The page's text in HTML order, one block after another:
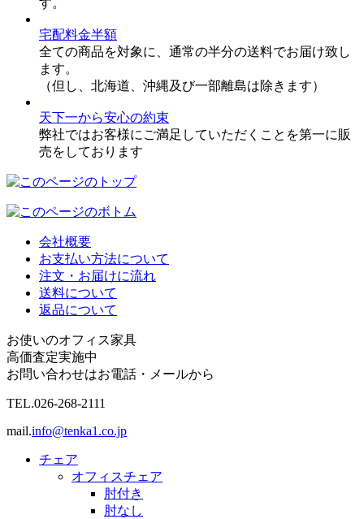
す。
宅配料金半額
全ての商品を対象に、通常の半分の送料でお届け致し
ます。
（但し、北海道、沖縄及び一部離島は除きます）
天下一から安心の約束
弊社ではお客様にご満足していただくことを第一に販
売をしております
会社概要
お支払い方法について
注文・お届けに流れ
送料について
返品について
お使いのオフィス家具
高価査定実施中
お問い合わせはお電話・メールから
TEL.026-268-2111
mail.info@tenka1.co.jp
チェア
オフィスチェア
肘付き
肘なし